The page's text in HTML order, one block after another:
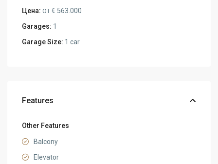
Цена: ОТ € 563.000
Garages: 1
Garage Size: 1 car
Features
Other Features
Balcony
Elevator